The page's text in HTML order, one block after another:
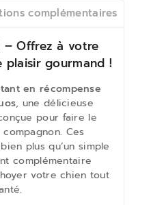
complémentaires
– Offrez à votre
plaisir gourmand !
en récompense
, une délicieuse
pour faire le
Ces
plus qu’un simple
complémentaire
votre chien tout